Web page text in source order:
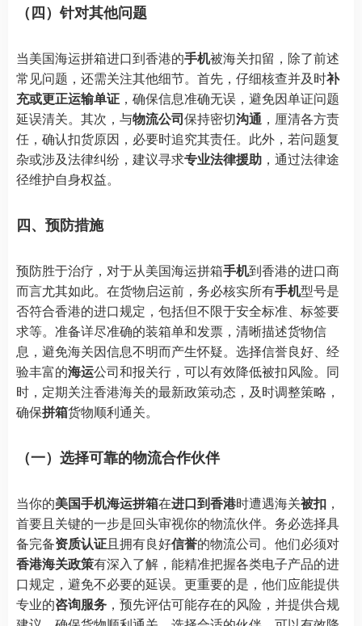
（四）针对其他问题
当美国海运拼箱进口到香港的手机被海关扣留，除了前述
常见问题，还需关注其他细节。首先，仔细核查并及时补
充或更正运输单证 ，确保信息准确无误，避免因单证问题
延误清关。其次，与物流公司保持密切沟通 ，厘清各方责
任，确认扣货原因，必要时追究其责任。此外，若问题复
杂或涉及法律纠纷，建议寻求专业法律援助 ，通过法律途
径维护自身权益。
四、预防措施
预防胜于治疗，对于从美国海运拼箱手机到香港的进口商
而言尤其如此。在货物启运前，务必核实所有手机型号是
否符合香港的进口规定，包括但不限于安全标准、标签要
求等。准备详尽准确的装箱单和发票，清晰描述货物信
息，避免海关因信息不明而产生怀疑。选择信誉良好、经
验丰富的海运公司和报关行，可以有效降低被扣风险。同
时，定期关注香港海关的最新政策动态，及时调整策略，
确保拼箱货物顺利通关。
（一）选择可靠的物流合作伙伴
当你的美国手机海运拼箱在进口到香港时遭遇海关被扣 ，
首要且关键的一步是回头审视你的物流伙伴。务必选择具
备完备资质认证且拥有良好信誉的物流公司。他们必须对
香港海关政策有深入了解，能精准把握各类电子产品的进
口规定，避免不必要的延误。更重要的是，他们应能提供
专业的咨询服务 ，预先评估可能存在的风险，并提供合规